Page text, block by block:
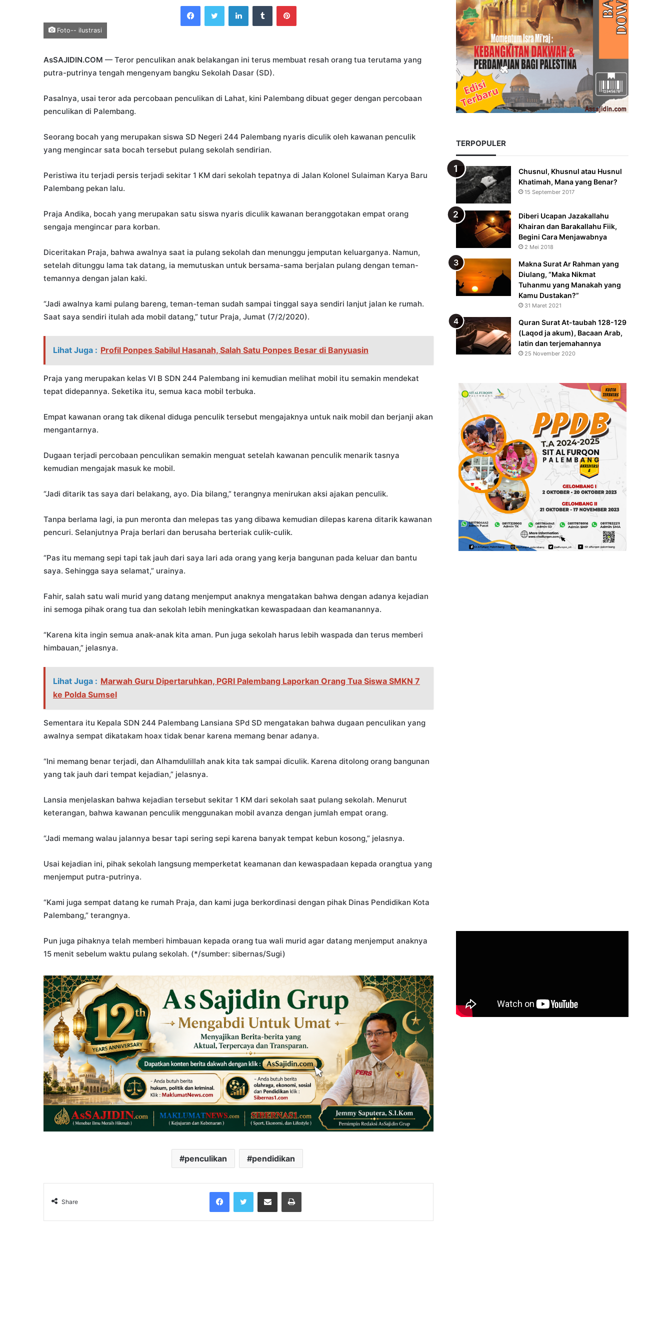
FacebookTwitterLinkedInTumblrPinterest
Foto-- ilustrasi
AsSAJIDIN.COM — Teror penculikan anak belakangan ini terus membuat resah orang tua terutama yang
putra-putrinya tengah mengenyam bangku Sekolah Dasar (SD).
Pasalnya, usai teror ada percobaan penculikan di Lahat, kini Palembang dibuat geger dengan percobaan
penculikan di Palembang.
Seorang bocah yang merupakan siswa SD Negeri 244 Palembang nyaris diculik oleh kawanan penculik
yang mengincar sata bocah tersebut pulang sekolah sendirian.
Peristiwa itu terjadi persis terjadi sekitar 1 KM dari sekolah tepatnya di Jalan Kolonel Sulaiman Karya Baru
Palembang pekan lalu.
Praja Andika, bocah yang merupakan satu siswa nyaris diculik kawanan beranggotakan empat orang
sengaja mengincar para korban.
Diceritakan Praja, bahwa awalnya saat ia pulang sekolah dan menunggu jemputan keluarganya. Namun,
setelah ditunggu lama tak datang, ia memutuskan untuk bersama-sama berjalan pulang dengan teman-
temannya dengan jalan kaki.
“Jadi awalnya kami pulang bareng, teman-teman sudah sampai tinggal saya sendiri lanjut jalan ke rumah.
Saat saya sendiri itulah ada mobil datang,” tutur Praja, Jumat (7/2/2020).
Lihat Juga : Profil Ponpes Sabilul Hasanah, Salah Satu Ponpes Besar di Banyuasin
Praja yang merupakan kelas VI B SDN 244 Palembang ini kemudian melihat mobil itu semakin mendekat
tepat didepannya. Seketika itu, semua kaca mobil terbuka.
Empat kawanan orang tak dikenal diduga penculik tersebut mengajaknya untuk naik mobil dan berjanji akan
mengantarnya.
Dugaan terjadi percobaan penculikan semakin menguat setelah kawanan penculik menarik tasnya
kemudian mengajak masuk ke mobil.
“Jadi ditarik tas saya dari belakang, ayo. Dia bilang,” terangnya menirukan aksi ajakan penculik.
Tanpa berlama lagi, ia pun meronta dan melepas tas yang dibawa kemudian dilepas karena ditarik kawanan
pencuri. Selanjutnya Praja berlari dan berusaha berteriak culik-culik.
“Pas itu memang sepi tapi tak jauh dari saya lari ada orang yang kerja bangunan pada keluar dan bantu
saya. Sehingga saya selamat,” urainya.
Fahir, salah satu wali murid yang datang menjemput anaknya mengatakan bahwa dengan adanya kejadian
ini semoga pihak orang tua dan sekolah lebih meningkatkan kewaspadaan dan keamanannya.
“Karena kita ingin semua anak-anak kita aman. Pun juga sekolah harus lebih waspada dan terus memberi
himbauan,” jelasnya.
Lihat Juga : Marwah Guru Dipertaruhkan, PGRI Palembang Laporkan Orang Tua Siswa SMKN 7
ke Polda Sumsel
Sementara itu Kepala SDN 244 Palembang Lansiana SPd SD mengatakan bahwa dugaan penculikan yang
awalnya sempat dikatakam hoax tidak benar karena memang benar adanya.
“Ini memang benar terjadi, dan Alhamdulillah anak kita tak sampai diculik. Karena ditolong orang bangunan
yang tak jauh dari tempat kejadian,” jelasnya.
Lansia menjelaskan bahwa kejadian tersebut sekitar 1 KM dari sekolah saat pulang sekolah. Menurut
keterangan, bahwa kawanan penculik menggunakan mobil avanza dengan jumlah empat orang.
“Jadi memang walau jalannya besar tapi sering sepi karena banyak tempat kebun kosong,” jelasnya.
Usai kejadian ini, pihak sekolah langsung memperketat keamanan dan kewaspadaan kepada orangtua yang
menjemput putra-putrinya.
“Kami juga sempat datang ke rumah Praja, dan kami juga berkordinasi dengan pihak Dinas Pendidikan Kota
Palembang,” terangnya.
Pun juga pihaknya telah memberi himbauan kepada orang tua wali murid agar datang menjemput anaknya
15 menit sebelum waktu pulang sekolah. (*/sumber: sibernas/Sugi)
penculikan pendidikan
Share
FacebookTwitterShare via Email Print
TERPOPULER
Chusnul, Khusnul atau Husnul
Khatimah, Mana yang Benar?
15 September 2017
Diberi Ucapan Jazakallahu
Khairan dan Barakallahu Fiik,
Begini Cara Menjawabnya
2 Mei 2018
Makna Surat Ar Rahman yang
Diulang, “Maka Nikmat
Tuhanmu yang Manakah yang
Kamu Dustakan?”
31 Maret 2021
Quran Surat At-taubah 128-129
(Laqod ja akum), Bacaan Arab,
latin dan terjemahannya
25 November 2020